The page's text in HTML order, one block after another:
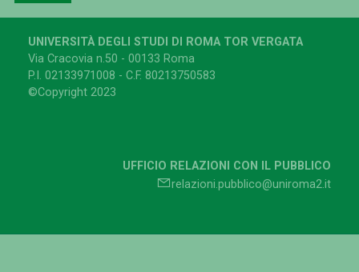
UNIVERSITÀ DEGLI STUDI DI ROMA TOR VERGATA
Via Cracovia n.50 - 00133 Roma
P.I. 02133971008 - C.F. 80213750583
©Copyright 2023
UFFICIO RELAZIONI CON IL PUBBLICO
relazioni.pubblico@uniroma2.it